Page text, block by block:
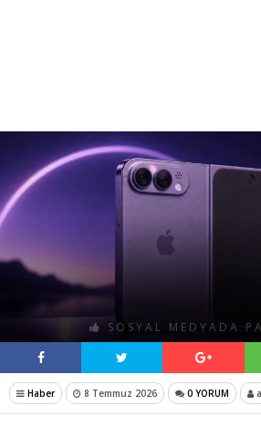
SOSYAL MEDYADA
Haber 8 Temmuz 2026 0 YORUM